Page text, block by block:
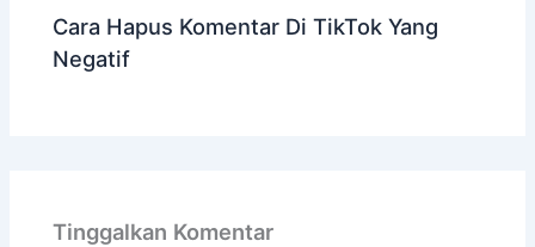
Cara Hapus Komentar Di TikTok Yang
Negatif
Tinggalkan Komentar